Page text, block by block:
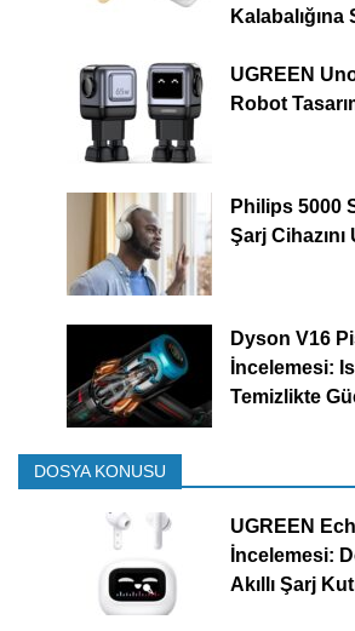
Kalabalığına
UGREEN
Robot
Philips 5000
Şarj
Dyson V16
İncelemesi:
Temizlikte
DOSYA KONUSU
UGREEN
İncelemesi:
Akıllı Şarj